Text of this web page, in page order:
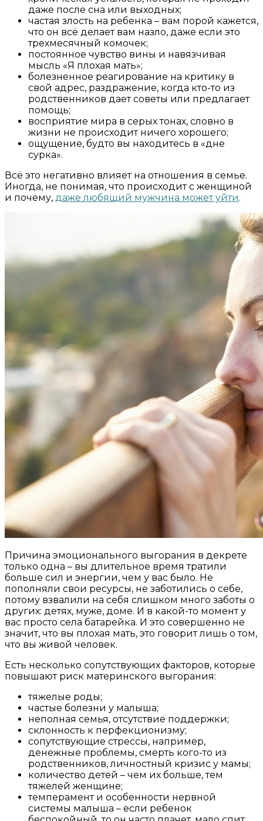
даже после сна или выходных;
частая злость на ребенка – вам порой кажется,
что он всё делает вам назло, даже если это
трехмесячный комочек;
постоянное чувство вины и навязчивая
мысль «Я плохая мать»;
болезненное реагирование на критику в
свой адрес, раздражение, когда кто-то из
родственников дает советы или предлагает
помощь;
восприятие мира в серых тонах, словно в
жизни не происходит ничего хорошего;
ощущение, будто вы находитесь в «дне
сурка».
Всё это негативно влияет на отношения в семье.
Иногда, не понимая, что происходит с женщиной
и почему, даже любящий мужчина может уйти.
Причина эмоционального выгорания в декрете
только одна – вы длительное время тратили
больше сил и энергии, чем у вас было. Не
пополняли свои ресурсы, не заботились о себе,
потому взвалили на себя слишком много заботы о
других: детях, муже, доме. И в какой-то момент у
вас просто села батарейка. И это совершенно не
значит, что вы плохая мать, это говорит лишь о том,
что вы живой человек.
Есть несколько сопутствующих факторов, которые
повышают риск материнского выгорания:
тяжелые роды;
частые болезни у малыша;
неполная семья, отсутствие поддержки;
склонность к перфекционизму;
сопутствующие стрессы, например,
денежные проблемы, смерть кого-то из
родственников, личностный кризис у мамы;
количество детей – чем их больше, тем
тяжелей женщине;
темперамент и особенности нервной
системы малыша – если ребенок